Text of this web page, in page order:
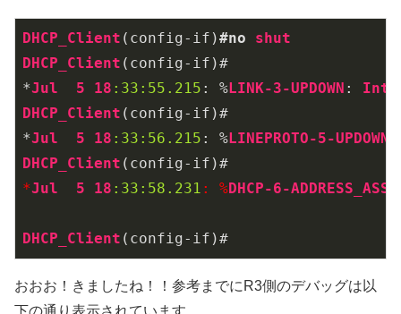
DHCP_Client (config-if)#no
shut
DHCP_Client (config-if)#
*Jul 5 18 :33 :55.215 : % LINK-3-UPDOWN :
DHCP_Client (config-if)#
*Jul 5 18 :33 :56.215 : % LINEPROTO-5-UPDOWN
DHCP_Client
*Jul 5 18 :33 :58.231 : %DHCP-6-
DHCP_Client (config-if)#
おおお！きましたね！！参考までにR3側のデバッグは以